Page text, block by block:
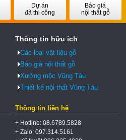
Dự án
đã thi công
Báo giá
nội thất gỗ
Thông tin hữu ích
Các loại vật liệu gỗ
Báo giá nội thất gỗ
Xưởng mộc Vũng Tàu
Thiết kế nội thất Vũng Tàu
Thông tin liên hệ
+ Hotline: 08.6789.5828
+ Zalo: 097.314.5161